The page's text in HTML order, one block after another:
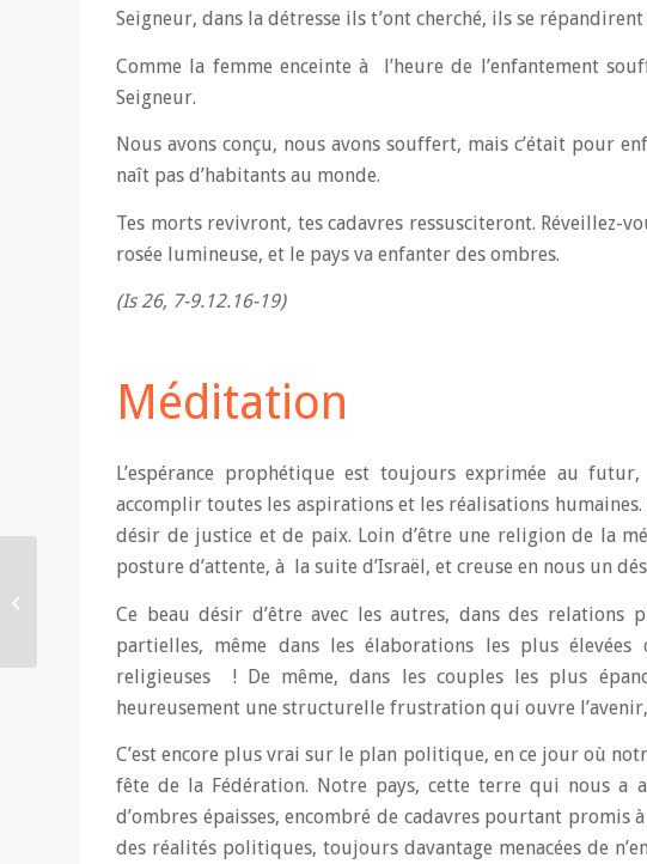
Seigneur, dans la détresse ils t’ont cherché, ils se
Comme la femme enceinte à l’heure de l’enfantement
Seigneur.
Nous avons conçu, nous avons souffert, mais c’était pour
naît pas d’habitants au monde.
Tes morts revivront, tes cadavres ressusciteront. Réveillez-
rosée lumineuse, et le pays va enfanter des ombres.
(Is 26, 7-9.12.16-19)
Méditation
L’espérance prophétique est toujours exprimée au
accomplir toutes les aspirations et les réalisations
désir de justice et de paix. Loin d’être une religion de la
posture d’attente, à la suite d’Israël, et creuse en nous un
Ce beau désir d’être avec les autres, dans des
partielles, même dans les élaborations les plus
religieuses ! De même, dans les couples les plus
heureusement une structurelle frustration qui ouvre
C’est encore plus vrai sur le plan politique, en ce jour où
fête de la Fédération. Notre pays, cette terre qui nous a
d’ombres épaisses, encombré de cadavres pourtant
des réalités politiques, toujours davantage menacées de
« En formant le premier
second ». Une
méditation...